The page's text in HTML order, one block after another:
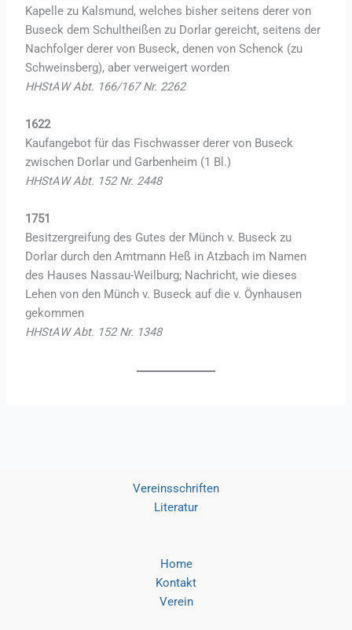
Kapelle zu Kalsmund, welches bisher seitens derer von
Buseck dem Schultheißen zu Dorlar gereicht, seitens der
Nachfolger derer von Buseck, denen von Schenck (zu
Schweinsberg), aber verweigert worden
HHStAW Abt. 166/167 Nr. 2262
1622
Kaufangebot für das Fischwasser derer von Buseck
zwischen Dorlar und Garbenheim (1 Bl.)
HHStAW Abt. 152 Nr. 2448
1751
Besitzergreifung des Gutes der Münch v. Buseck zu
Dorlar durch den Amtmann Heß in Atzbach im Namen
des Hauses Nassau-Weilburg; Nachricht, wie dieses
Lehen von den Münch v. Buseck auf die v. Öynhausen
gekommen
HHStAW Abt. 152 Nr. 1348
Vereinsschriften
Literatur
Home
Kontakt
Verein